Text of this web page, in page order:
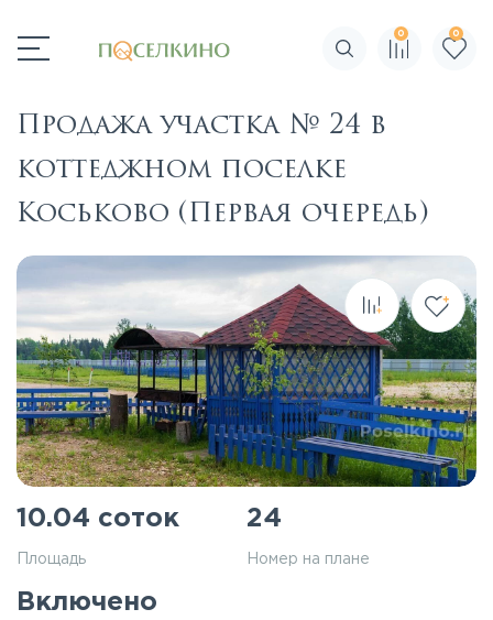
Поиск по сайту
0 0
Продажа участка № 24 в
коттеджном поселке
Коськово (Первая очередь)
10.04 соток
Площадь
24
Номер на плане
Включено